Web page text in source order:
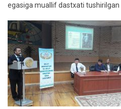
egasiga muallif dastxati tushirilgan